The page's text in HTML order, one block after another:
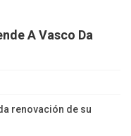
A Vasco Da
renovación de su